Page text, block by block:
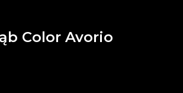
Color Avorio